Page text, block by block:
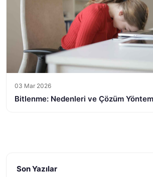
03 Mar 2026
Bitlenme: Nedenleri ve Çözüm
Son Yazılar